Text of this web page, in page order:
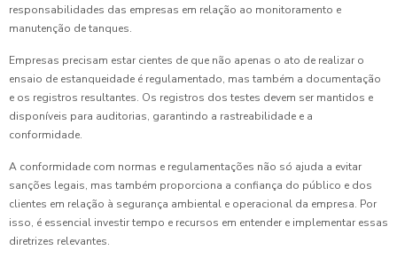
responsabilidades das empresas em relação ao monitoramento e
manutenção de tanques.
Empresas precisam estar cientes de que não apenas o ato de realizar o
ensaio de estanqueidade é regulamentado, mas também a documentação
e os registros resultantes. Os registros dos testes devem ser mantidos e
disponíveis para auditorias, garantindo a rastreabilidade e a
conformidade.
A conformidade com normas e regulamentações não só ajuda a evitar
sanções legais, mas também proporciona a confiança do público e dos
clientes em relação à segurança ambiental e operacional da empresa. Por
isso, é essencial investir tempo e recursos em entender e implementar essas
diretrizes relevantes.